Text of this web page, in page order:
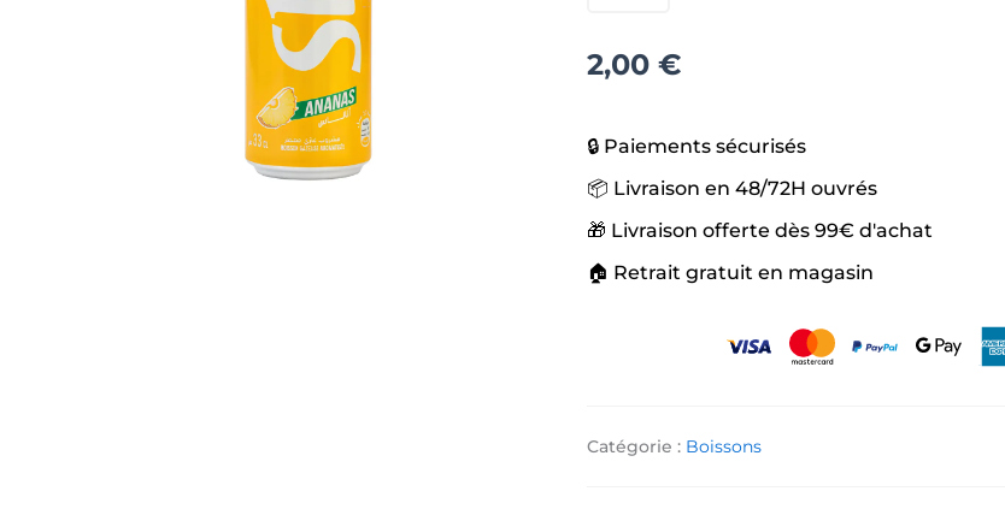
2,00 €
🔒 Paiements sécurisés
📦 Livraison en 48/72H ouvrés
🎁 Livraison offerte dès 99€ d'achat
🏠 Retrait gratuit en magasin
Catégorie : Boissons